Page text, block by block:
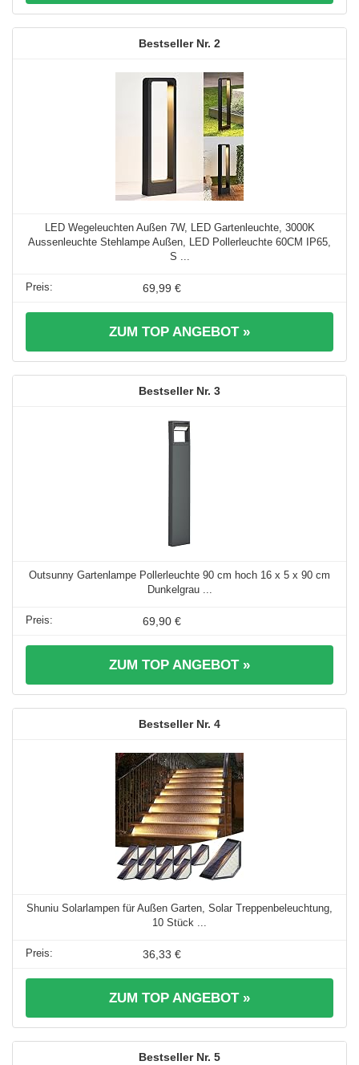
2
LED Wegeleuchten Außen 7W, LED Gartenleuchte, 3000K
Aussenleuchte Stehlampe Außen, LED Pollerleuchte 60CM IP65,
S ...
69,99 €
ZUM TOP ANGEBOT »
3
Outsunny Gartenlampe Pollerleuchte 90 cm hoch 16 x 5 x 90 cm
Dunkelgrau ...
69,90 €
ZUM TOP ANGEBOT »
4
Shuniu Solarlampen für Außen Garten, Solar Treppenbeleuchtung,
10 Stück ...
36,33 €
ZUM TOP ANGEBOT »
5